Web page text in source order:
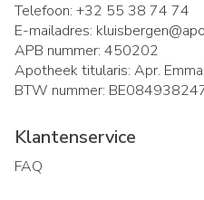
Telefoon: +32 55 38 74 74
E-mailadres: kluisbergen@
APB nummer: 450202
Apotheek titularis: Apr.
BTW nummer:
Klantenservice
FAQ